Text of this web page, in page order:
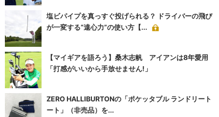
塩ビパイプを真っすぐ投げられる？ ドライバーの飛び
が一変する“遠心力”の使い方【...
【マイギアを語ろう】桑木志帆 アイアンは8年愛用
「打感がいいから手放せません!」
ZERO HALLIBURTONの「ポケッタブル ランドリート
ート」（非売品）を...